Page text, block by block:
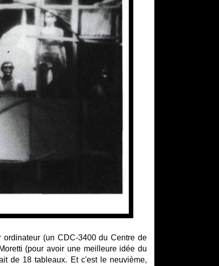
ordinateur (un CDC-3400 du Centre de
(pour avoir une meilleure idée du
de 18 tableaux. Et c'est le neuvième,